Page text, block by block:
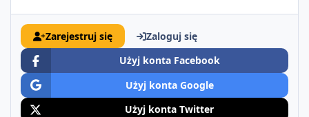
Zarejestruj się
Zaloguj się
Użyj konta Facebook
Użyj konta Google
Użyj konta Twitter